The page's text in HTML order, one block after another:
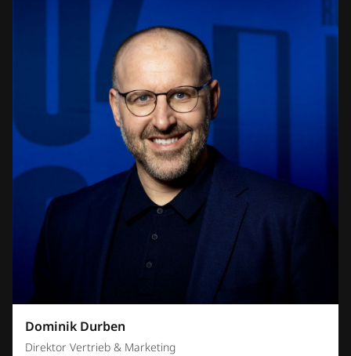
Dominik Durben
Direktor Vertrieb & Marketing